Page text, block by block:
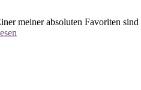
meiner absoluten Favoriten